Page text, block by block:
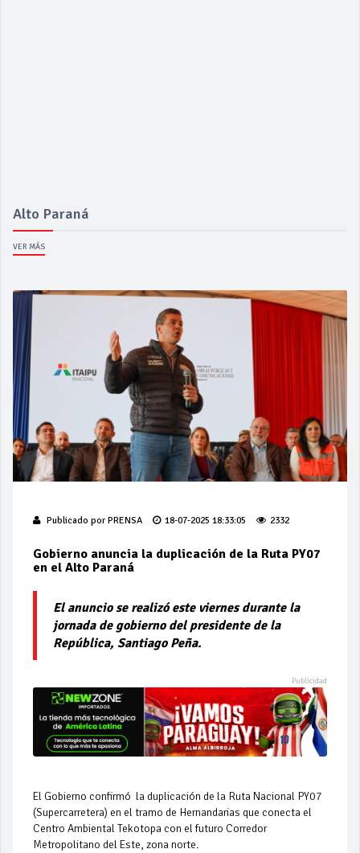
Alto Paraná
VER MÁS
Publicado por PRENSA 18-07-2025 18:33:05 2332
Gobierno anuncia la duplicación de la Ruta PY07
en el Alto Paraná
El anuncio se realizó este viernes durante la
jornada de gobierno del presidente de la
República, Santiago Peña.
El Gobierno confirmó la duplicación de la Ruta Nacional PY07
(Supercarretera) en el tramo de Hernandarias que conecta el
Centro Ambiental Tekotopa con el futuro Corredor
Metropolitano del Este, zona norte.